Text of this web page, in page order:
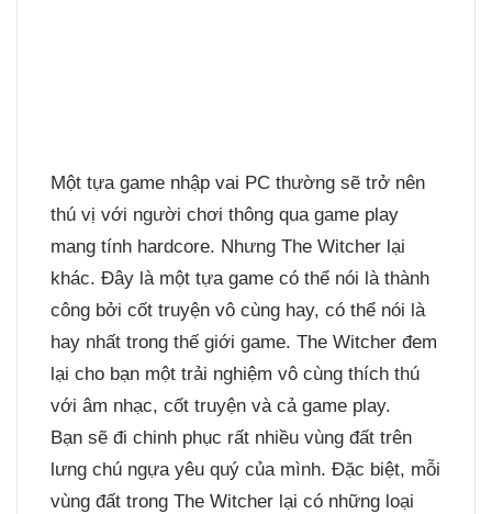
Một tựa game nhập vai PC thường sẽ trở nên
thú vị với người chơi thông qua game play
mang tính hardcore. Nhưng The Witcher lại
khác. Đây là một tựa game có thể nói là thành
công bởi cốt truyện vô cùng hay, có thể nói là
hay nhất trong thế giới game. The Witcher đem
lại cho bạn một trải nghiệm vô cùng thích thú
với âm nhạc, cốt truyện và cả game play.
Bạn sẽ đi chinh phục rất nhiều vùng đất trên
lưng chú ngựa yêu quý của mình. Đặc biệt, mỗi
vùng đất trong The Witcher lại có những loại